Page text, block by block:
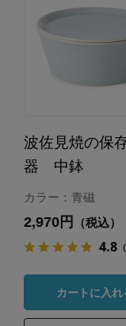
波佐見焼の保
器 中鉢
カラー：青磁
2,970円 （税込）
4.8
カートに入れ